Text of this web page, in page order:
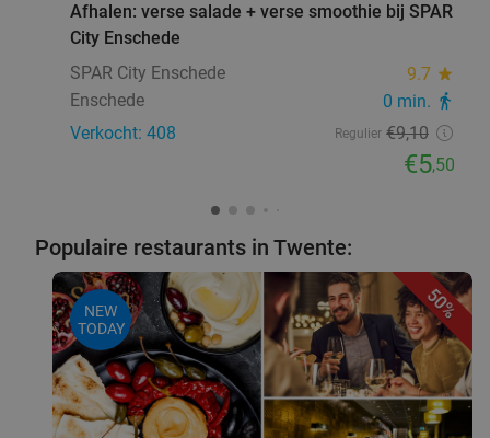
Afhalen: verse salade + verse smoothie bij SPAR
City Enschede
SPAR City Enschede
9.7 star
Enschede 0 min. directions_walk
Verkocht: 408 Regulier €9,10
€5,50
Populaire restaurants in Twente:
50%
NEW
TODAY